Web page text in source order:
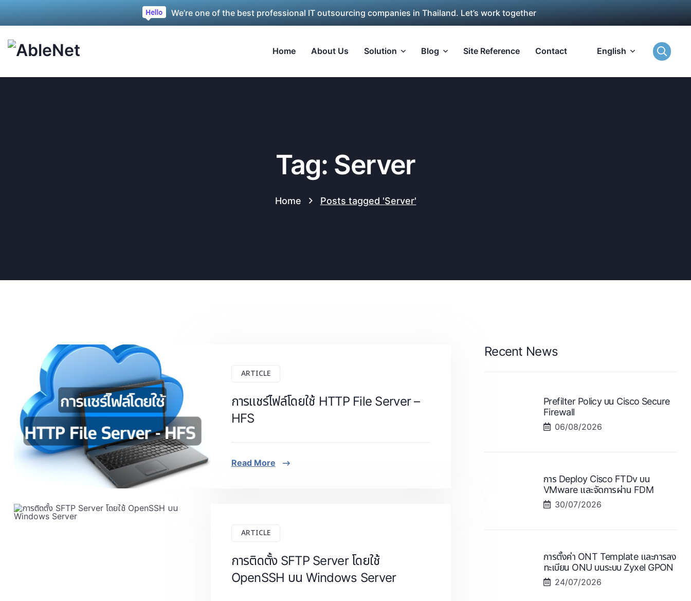
We’re one of the best professional IT outsourcing companies in Thailand. Let’s work together
Home About Us Solution Blog Site Reference Contact English
Tag: Server
Home Posts tagged 'Server'
ARTICLE
การแชร์ไฟล์โดยใช้ HTTP File Server –
HFS
Read More
ARTICLE
การติดตั้ง SFTP Server โดยใช้
OpenSSH บน Windows Server
Recent News
Prefilter Policy บน Cisco Secure
Firewall
06/08/2026
การ Deploy Cisco FTDv บน
VMware และจัดการผ่าน FDM
30/07/2026
การตั้งค่า ONT Template และการลง
ทะเบียน ONU บนระบบ Zyxel GPON
24/07/2026